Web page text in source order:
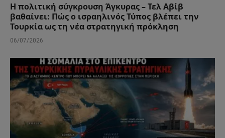
Η πολιτική σύγκρουση Άγκυρας – Τελ Αβίβ
βαθαίνει: Πώς ο ισραηλινός Τύπος βλέπει την
Τουρκία ως τη νέα στρατηγική πρόκληση
06/07/2026